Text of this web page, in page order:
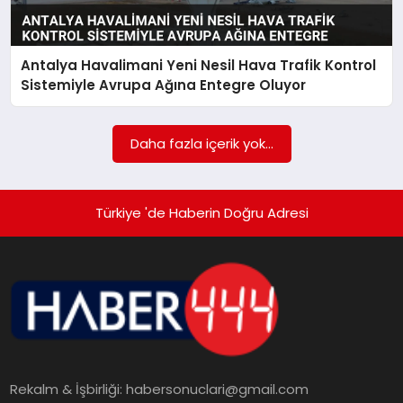
TEKNOLOJI
MAGAZIN
Antalya Havalimani Yeni Nesil Hava Trafik Kontrol
Sistemiyle Avrupa Ağına Entegre Oluyor
Daha fazla içerik yok...
Türkiye 'de Haberin Doğru Adresi
Rekalm & İşbirliği:habersonuclari@gmail.com